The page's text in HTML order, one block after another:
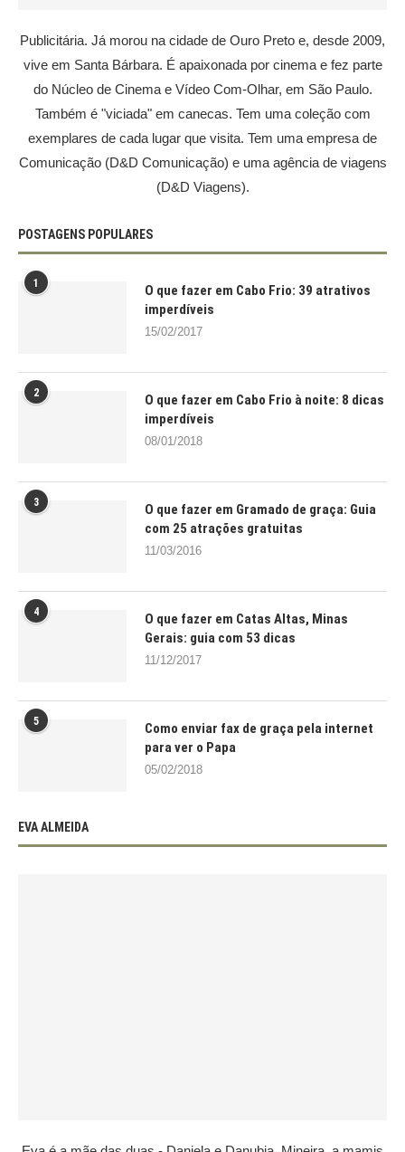
Publicitária. Já morou na cidade de Ouro Preto e, desde 2009,
vive em Santa Bárbara. É apaixonada por cinema e fez parte
do Núcleo de Cinema e Vídeo Com-Olhar, em São Paulo.
Também é "viciada" em canecas. Tem uma coleção com
exemplares de cada lugar que visita. Tem uma empresa de
Comunicação (D&D Comunicação) e uma agência de viagens
(D&D Viagens).
POSTAGENS POPULARES
1
O que fazer em Cabo Frio: 39 atrativos
imperdíveis
15/02/2017
2
O que fazer em Cabo Frio à noite: 8 dicas
imperdíveis
08/01/2018
3
O que fazer em Gramado de graça: Guia
com 25 atrações gratuitas
11/03/2016
4
O que fazer em Catas Altas, Minas
Gerais: guia com 53 dicas
11/12/2017
5
Como enviar fax de graça pela internet
para ver o Papa
05/02/2018
EVA ALMEIDA